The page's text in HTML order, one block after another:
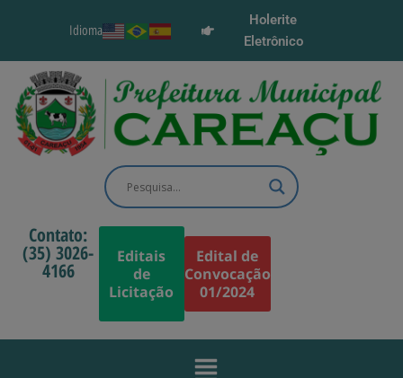
Idioma
Holerite
Eletrônico
Contato:
(35) 3026-
4166
Editais
de
Licitação
Edital de
Convocação
01/2024